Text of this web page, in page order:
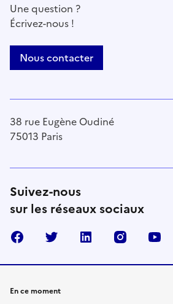
Une question ?
Écrivez-nous !
Nous contacter
38 rue Eugène Oudiné
75013 Paris
Suivez-nous
sur les réseaux sociaux
FacebookTwitter Linkedin Instagram
En ce moment